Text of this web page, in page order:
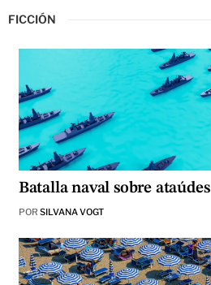
FICCIÓN
Batalla naval sobre ataúdes
POR SILVANA VOGT